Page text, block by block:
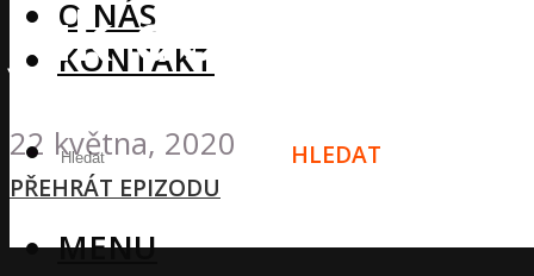
O NÁS
KONTAKT
HLEDAT
MENU
jak dorovnat
22 května, 2020
PŘEHRÁT EPIZODU